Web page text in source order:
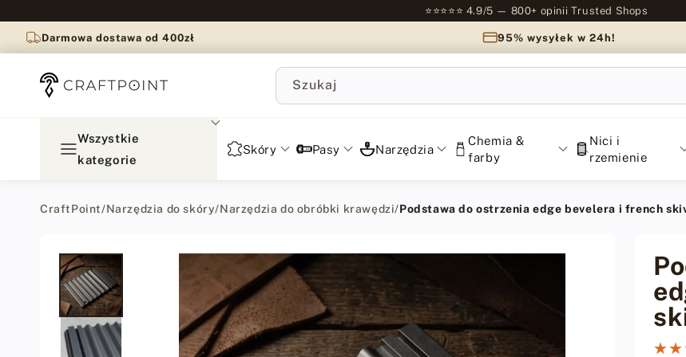
⭐⭐⭐⭐⭐ 4.9/5 — 800+ opinii Trusted Shops
Darmowa dostawa od 400zł 95% wysyłek w 24h!
Szukaj
Wszystkie
kategorie
Skóry Pasy Narzędzia
Chemia &
farby
Nici i
rzemienie
CraftPoint/Narzędzia do skóry/Narzędzia do obróbki krawędzi/Podstawa do ostrzenia edge bevelera i french
do
produkcie